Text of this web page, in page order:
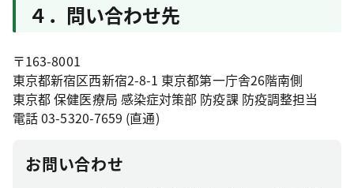
４．問い合わせ先
〒163-8001
東京都新宿区西新宿2-8-1 東京都第一庁舎26階南側
東京都 保健医療局 感染症対策部 防疫課 防疫調整担当
電話 03-5320-7659 (直通)
お問い合わせ